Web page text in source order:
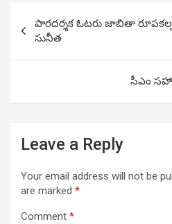
navigation
పారదర్శక ఓటరు జాబితా
సునీత
సీఎం
Leave a Reply
Your email address will not be
are marked *
Comment *